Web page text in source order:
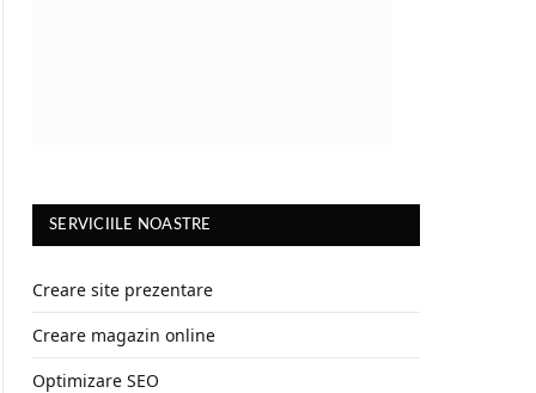
SERVICIILE NOASTRE
Creare site prezentare
Creare magazin online
Optimizare SEO